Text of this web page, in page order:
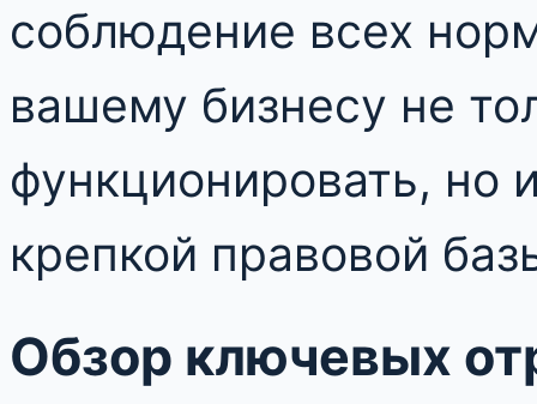
соблюдение всех
вашему бизнесу не
функционировать, но
крепкой правовой
Обзор ключевых